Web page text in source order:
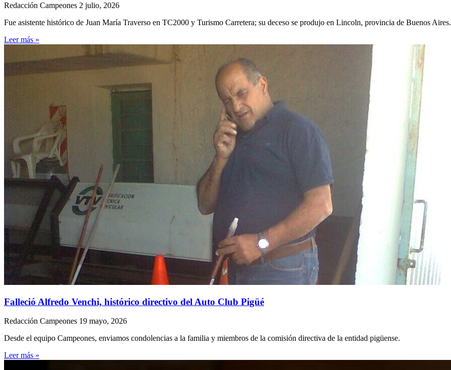
Redacción Campeones 2 julio, 2026
Fue asistente histórico de Juan María Traverso en TC2000 y Turismo Carretera; su deceso se produjo en Lincoln, provincia de Buenos Aires.
Leer más »
Falleció Alfredo Venchi, histórico directivo del Auto Club Pigüé
Redacción Campeones 19 mayo, 2026
Desde el equipo Campeones, enviamos condolencias a la familia y miembros de la comisión directiva de la entidad pigüense.
Leer más »